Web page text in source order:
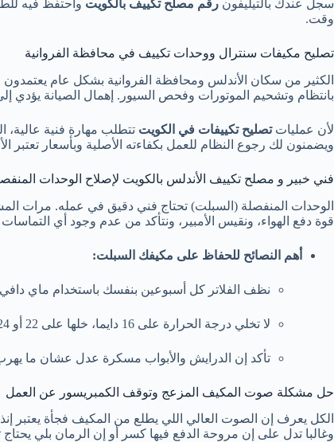
سجل عندك بالتيليفون رقم مصلح تكييف بالكويت واحتفظ فيه
وقت.
تصليح مكيفات سنترال ووحدات تكييف في محافظة الفروانية
الكثير من سكان الأندلس ومحافظة الفروانية بشكل عام يعتمدون
بانتظام وتشحيم الموتورات وفحص السيور. إهمال الصيانة يؤدي
لأن عملياتتصليح تكييفات في الكويت تتطلب مهارة فنية عالية،
ويضمنون لك رجوع النظام للعمل بكفاءته الأصلية وبأسعار تعتبر
فني خبير و مصلح تكييف الأندلس بالكويت لإصلاح الوحدات
الوحدات المنفصلة (السبلت) تحتاج فني دقيق في عمله. مرات
قوة دفع الهواء، ونقيس الأمبير، ونتأكد من عدم وجود أي
أهم النصائح للحفاظ على مكيفك السبلت:
نظف الفلاتر كل أسبوعين بنفسك باستخدام ماي
لا تخلي درجة الحرارة على 16 دايما، خلها على 22 أو 24 عشان يريح الكمبريسور ويفصل.
تأكد إن الدرايش والأبواب مسكرة عدل عشان ما
حل مشكلة صوت المكيف المزعج وتوقف الكمبريسور عن العمل
الكل يعرف إن الصوت العالي اللي يطلع من المكيف فجأة يعتبر
وغالبا تدل على إن مروحة الدفع فيها كسر أو إن الرمان بلي